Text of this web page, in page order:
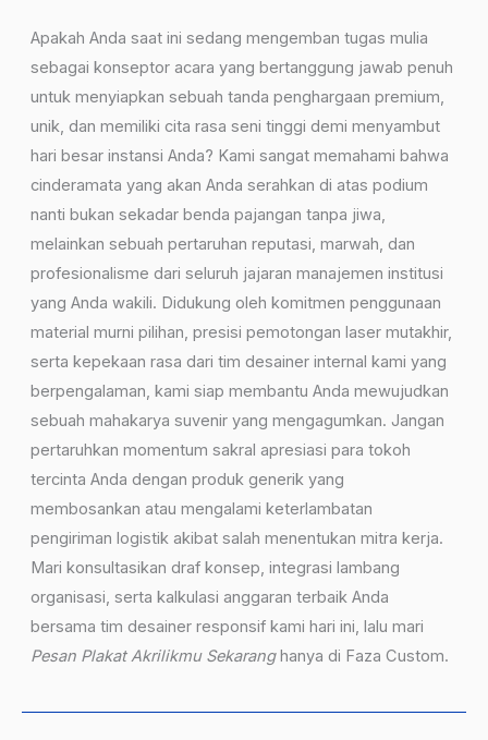
Apakah Anda saat ini sedang mengemban tugas mulia
sebagai konseptor acara yang bertanggung jawab penuh
untuk menyiapkan sebuah tanda penghargaan premium,
unik, dan memiliki cita rasa seni tinggi demi menyambut
hari besar instansi Anda? Kami sangat memahami bahwa
cinderamata yang akan Anda serahkan di atas podium
nanti bukan sekadar benda pajangan tanpa jiwa,
melainkan sebuah pertaruhan reputasi, marwah, dan
profesionalisme dari seluruh jajaran manajemen institusi
yang Anda wakili. Didukung oleh komitmen penggunaan
material murni pilihan, presisi pemotongan laser mutakhir,
serta kepekaan rasa dari tim desainer internal kami yang
berpengalaman, kami siap membantu Anda mewujudkan
sebuah mahakarya suvenir yang mengagumkan. Jangan
pertaruhkan momentum sakral apresiasi para tokoh
tercinta Anda dengan produk generik yang
membosankan atau mengalami keterlambatan
pengiriman logistik akibat salah menentukan mitra kerja.
Mari konsultasikan draf konsep, integrasi lambang
organisasi, serta kalkulasi anggaran terbaik Anda
bersama tim desainer responsif kami hari ini, lalu mari
Pesan Plakat Akrilikmu Sekaranghanya di Faza Custom.